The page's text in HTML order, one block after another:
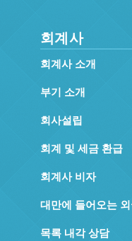
회계사
회계사 소개
부기 소개
회사설립
회계 및 세금 환급
회계사 비자
대만에 들어오는
목록 내각 상담